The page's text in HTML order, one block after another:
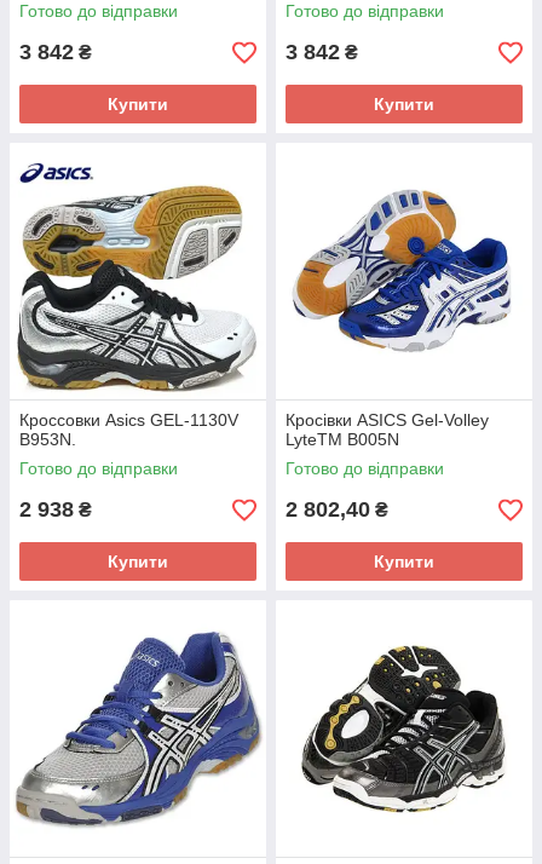
Готово до відправки
3 842 ₴
Купити
Готово до відправки
3 842 ₴
Купити
Кроссовки Asics GEL-1130V
B953N.
Готово до відправки
2 938 ₴
Купити
Кросівки ASICS Gel-Volley
LyteTM B005N
Готово до відправки
2 802,40 ₴
Купити